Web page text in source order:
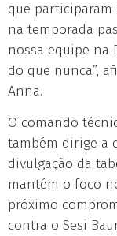
que participaram
na temporada
nossa equipe na
do que nunca”,
Anna.
O comando
também dirige a
divulgação da
mantém o foco
próximo
contra o Sesi